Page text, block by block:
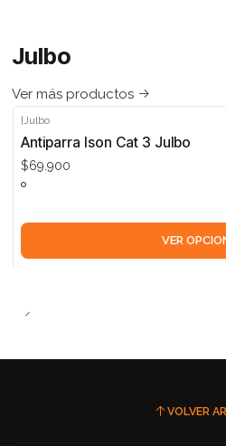
Julbo
Ver más productos
|Julbo
Antiparra Ison Cat 3 Julbo
$69.900
VER
VOLVER